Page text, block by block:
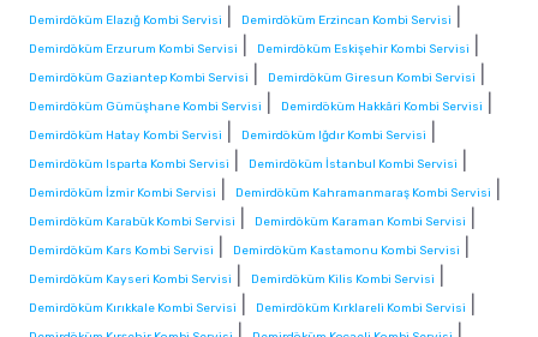
Demirdöküm Elazığ Kombi Servisi Demirdöküm Erzincan Kombi Servisi
Demirdöküm Erzurum Kombi Servisi Demirdöküm Eskişehir Kombi Servisi
Demirdöküm Gaziantep Kombi Servisi Demirdöküm Giresun Kombi Servisi
Demirdöküm Gümüşhane Kombi Servisi Demirdöküm Hakkâri Kombi Servisi
Demirdöküm Hatay Kombi Servisi Demirdöküm Iğdır Kombi Servisi
Demirdöküm Isparta Kombi Servisi Demirdöküm İstanbul Kombi Servisi
Demirdöküm İzmir Kombi Servisi Demirdöküm Kahramanmaraş Kombi Servisi
Demirdöküm Karabük Kombi Servisi Demirdöküm Karaman Kombi Servisi
Demirdöküm Kars Kombi Servisi Demirdöküm Kastamonu Kombi Servisi
Demirdöküm Kayseri Kombi Servisi Demirdöküm Kilis Kombi Servisi
Demirdöküm Kırıkkale Kombi Servisi Demirdöküm Kırklareli Kombi Servisi